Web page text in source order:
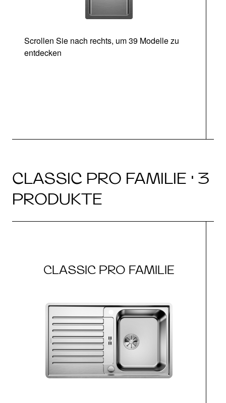
Scrollen Sie nach rechts, um 39 Modelle zu
entdecken
CLASSIC PRO FAMILIE · 3
PRODUKTE
CLASSIC PRO FAMILIE